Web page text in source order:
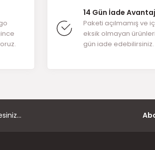
14 Gün İade
Paketi açılmamış ve
eksik olmayan
gün iade edebilirsiniz.